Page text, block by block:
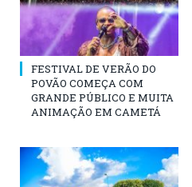
FESTIVAL DE VERÃO DO
POVÃO COMEÇA COM
GRANDE PÚBLICO E MUITA
ANIMAÇÃO EM CAMETÁ